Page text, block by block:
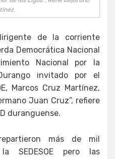
de la corriente
Democrática Nacional
Nacional por la
invitado por el
Marcos Cruz Martínez,
Juan Cruz”, refiere
duranguense.
más de mil
SEDESOE pero las